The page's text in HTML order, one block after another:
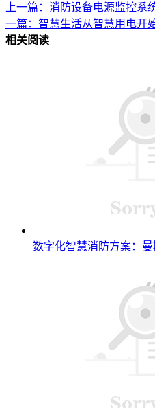
上一篇：消防设备电源监控系
一篇：智慧生活从智慧用电开
相关阅读
数字化智慧消防方案：